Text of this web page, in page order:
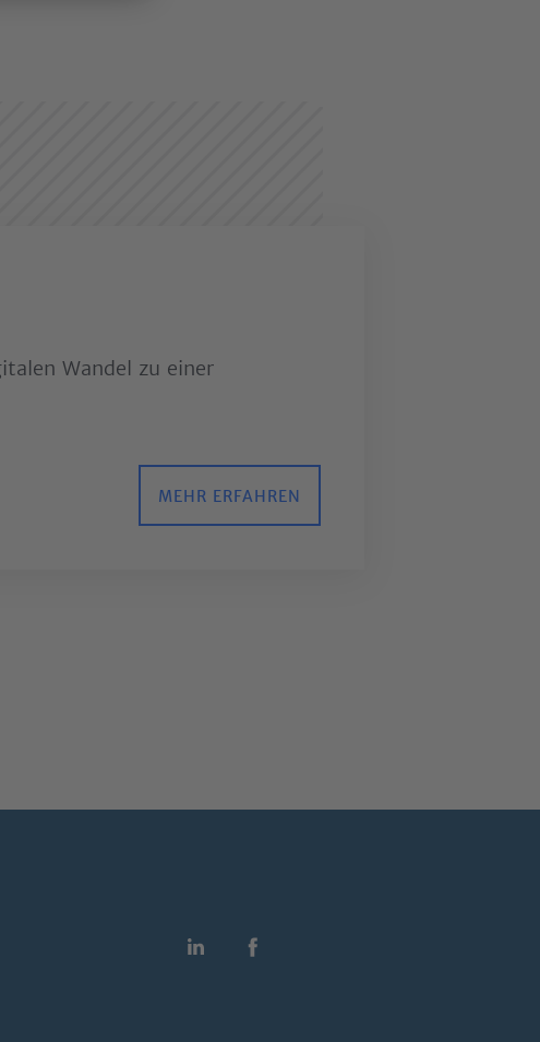
Wandel zu einer
MEHR ERFAHREN